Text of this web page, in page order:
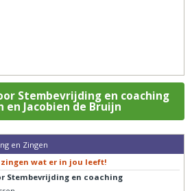
Stembevrijding en coaching
en Jacobien de Bruijn
en Zingen
wat er in jou leeft!
Stembevrijding en coaching